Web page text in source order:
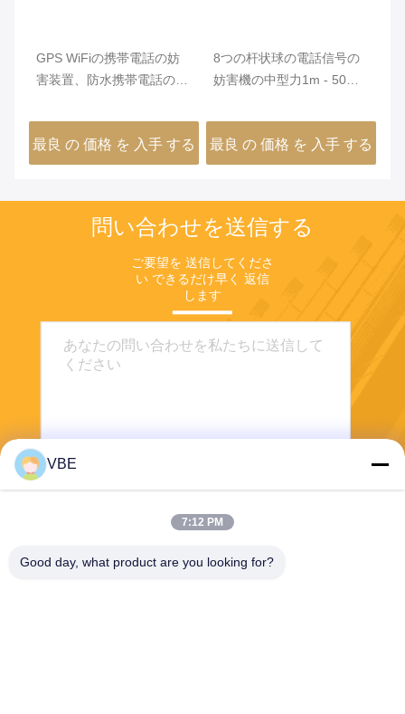
の妨
する
8つの杆状球の電話信号の
妨害機の中型力1m - 50m
最良 の 価格 を 入手 する
16 Channles 2G/3G/4G/5G
の携帯電話信号の妨害機、
有効射距離、無線信号の妨
害機
最良 の 価格 を 入手 する
問い合わせを送信する
ご要望を 送信してくださ
い できるだけ早く 返信
します
VBE
7:12 PM
Good day, what product are you looking for?